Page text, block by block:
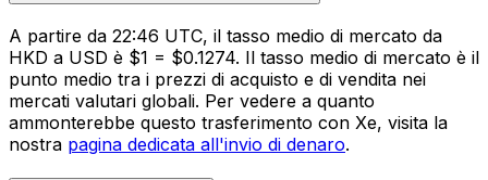
A partire da 22:46 UTC, il tasso medio di mercato da
HKD a USD è $1 = $0.1274. Il tasso medio di mercato è il
punto medio tra i prezzi di acquisto e di vendita nei
mercati valutari globali. Per vedere a quanto
ammonterebbe questo trasferimento con Xe, visita la
nostra pagina dedicata all'invio di denaro.